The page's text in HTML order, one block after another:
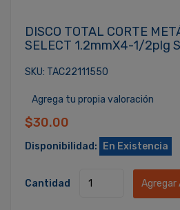
DISCO TOTAL CORTE
SELECT 1.2mmX4-1/2plg
SKU: TAC22111550
Agrega tu propia valoración
$30.00
Disponibilidad: En Existencia
Cantidad Agregar